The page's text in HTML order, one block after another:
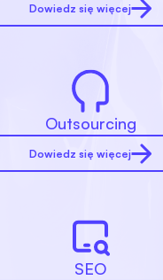
Dowiedz się więcej
Outsourcing
Dowiedz się więcej
SEO